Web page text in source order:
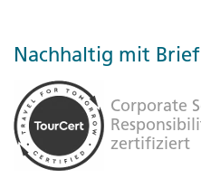
Nachhaltig mit